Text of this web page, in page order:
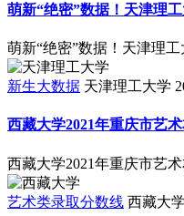
萌新“绝密”数据！天津理
萌新“绝密”数据！天津理工
新生大数据 天津理工大学
西藏大学2021年重庆市艺
西藏大学2021年重庆市艺
艺术类录取分数线 西藏大学